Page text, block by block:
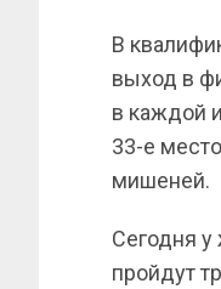
В
выход в
в каждой
33-е
мишеней.
Сегодня
пройдут